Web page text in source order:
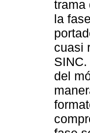
trama
la
cuasi
del